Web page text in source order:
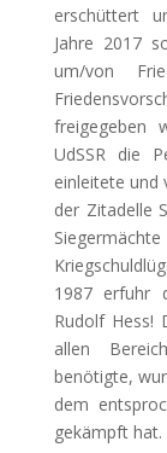
erschüttert
Jahre 2017
um/von
freigegeben
UdSSR die
einleitete und
der Zitadelle
1987 erfuhr
Rudolf Hess!
allen
benötigte,
dem
gekämpft hat.